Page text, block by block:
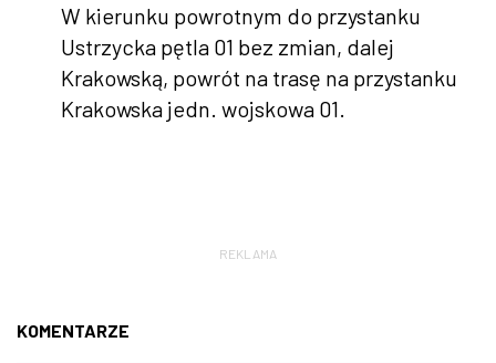
W kierunku powrotnym do przystanku
Ustrzycka pętla 01 bez zmian, dalej
Krakowską, powrót na trasę na przystanku
Krakowska jedn. wojskowa 01.
REKLAMA
KOMENTARZE